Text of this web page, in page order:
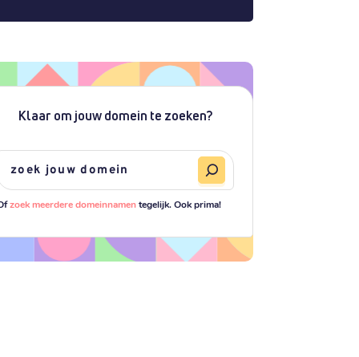
Klaar om jouw domein te zoeken?
zoek meerdere domeinnamentegelijk. Ook prima!